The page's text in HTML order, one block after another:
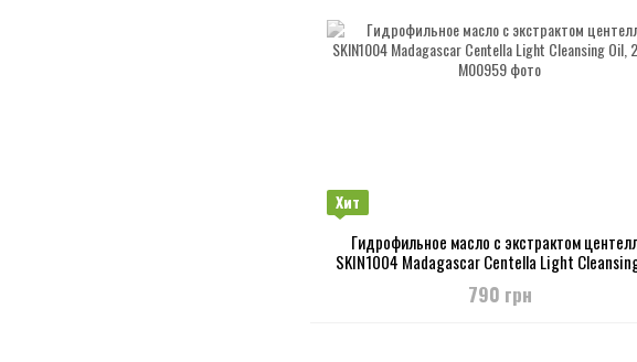
Хит
Гидрофильное масло с экстрактом
SKIN1004 Madagascar Centella Light
200ml
790 грн